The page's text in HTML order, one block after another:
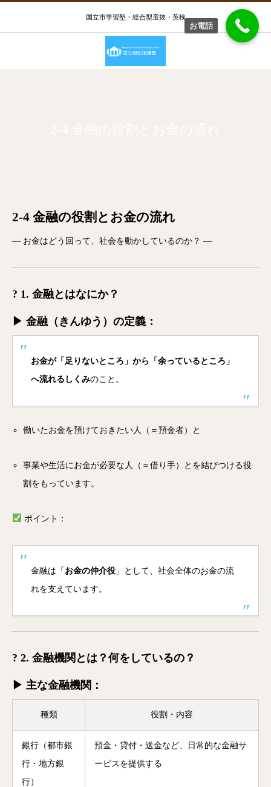
国立市学習塾・総合型選抜・英検
2-4 金融の役割とお金の流れ
― お金はどう回って、社会を動かしているのか？ ―
? 1. 金融とはなにか？
▶ 金融（きんゆう）の定義：
お金が「足りないところ」から「余っているところ」
へ流れるしくみのこと。
働いたお金を預けておきたい人（＝預金者）と
事業や生活にお金が必要な人（＝借り手）とを結びつける役
割をもっています。
ポイント：
金融は「 お金の仲介役 」として、社会全体のお金の流
れを支えています。
? 2. 金融機関とは？何をしているの？
▶ 主な金融機関：
種類 役割・内容
銀行（都市銀
行・地方銀
行）
預金・貸付・送金など、日常的な金融サ
ービスを提供する
お電話